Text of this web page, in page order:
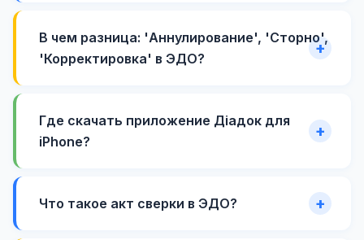
В чем разница: 'Аннулирование', 'Сторно',
'Корректировка' в ЭДО?
Где скачать приложение Діадок для
iPhone?
Что такое акт сверки в ЭДО?